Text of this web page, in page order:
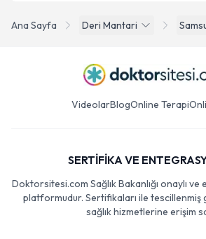
Ana Sayfa Deri Mantari
VideolarBlogOnline Terapi
SERTİFİKA VE
Doktorsitesi.com Sağlık Bakanlığı onaylı ve
platformudur. Sertifikaları ile tescillenmiş
sağlık hizmetlerine erişim